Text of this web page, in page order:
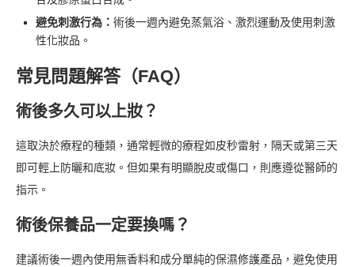
避免刺激行為： 術後一週內避免蒸氣浴、激烈運動及使用刺激
性化妝品。
常見問題解答（FAQ）
術後多久可以上妝？
這取決於療程的種類，通常輕微的療程如皮秒雷射，隔天或第三天
即可輕上防曬和底妝。但如果有明顯脫皮或傷口，則應遵從醫師的
指示。
術後保養品一定要換嗎？
建議術後一週內使用無香料和成分單純的保濕修護產品，避免使用